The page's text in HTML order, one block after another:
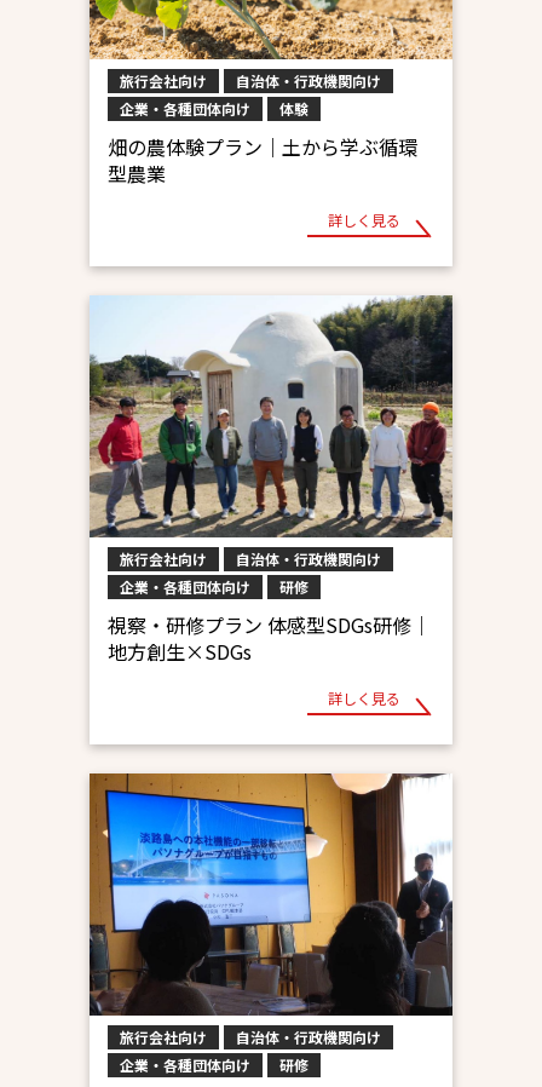
旅行会社向け
自治体・行政機関向け
企業・各種団体向け
体験
畑の農体験プラン｜土から学ぶ循環
型農業
詳しく見る
旅行会社向け
自治体・行政機関向け
企業・各種団体向け
研修
視察・研修プラン 体感型SDGs研修｜
地方創生×SDGs
詳しく見る
旅行会社向け
自治体・行政機関向け
企業・各種団体向け
研修